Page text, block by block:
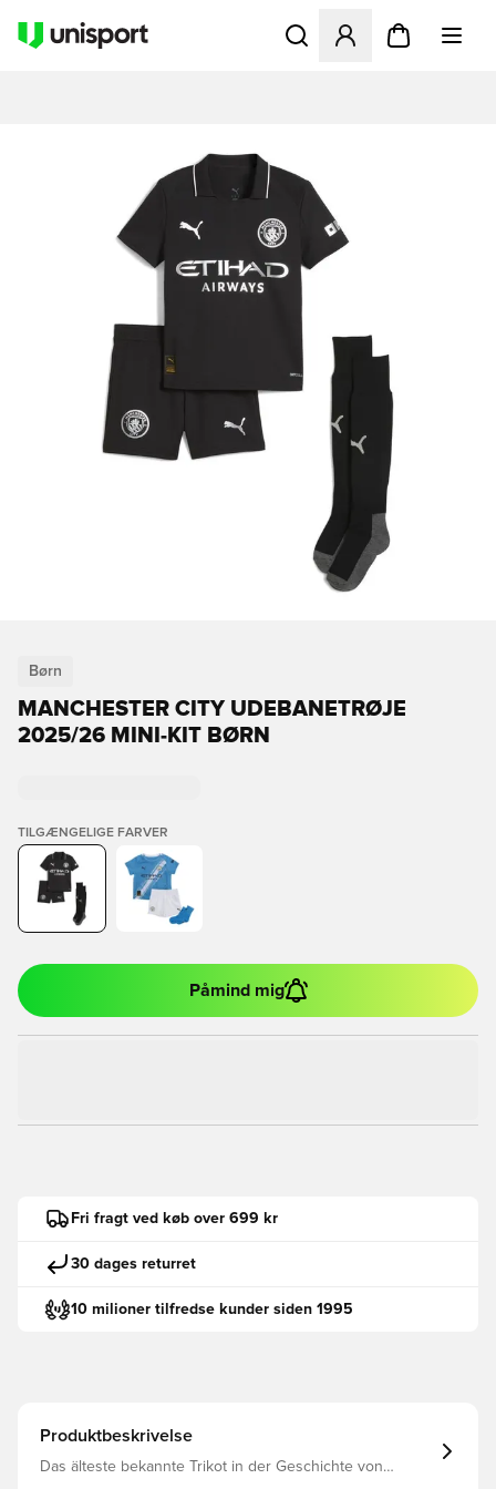
Åbner en Modal til at
Børn
MANCHESTER CITY UDEBANETRØJE
2025/26 MINI-KIT BØRN
TILGÆNGELIGE FARVER
Påmind mig
Fri fragt ved køb over 699 kr
30 dages returret
10 milioner tilfredse kunder siden 1995
Produktbeskrivelse
Das älteste bekannte Trikot in der Geschichte von